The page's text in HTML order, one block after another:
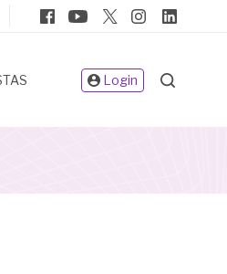
Login